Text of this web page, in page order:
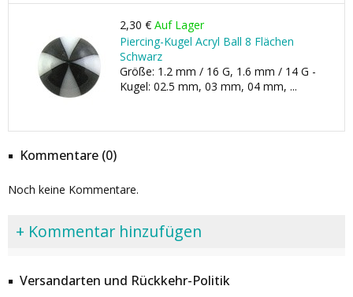
2,30 € Auf Lager
Piercing-Kugel Acryl Ball 8 Flächen
Schwarz
Größe: 1.2 mm / 16 G, 1.6 mm / 14 G -
Kugel: 02.5 mm, 03 mm, 04 mm, ...
Kommentare (0)
Noch keine Kommentare.
+ Kommentar hinzufügen
Versandarten und Rückkehr-Politik